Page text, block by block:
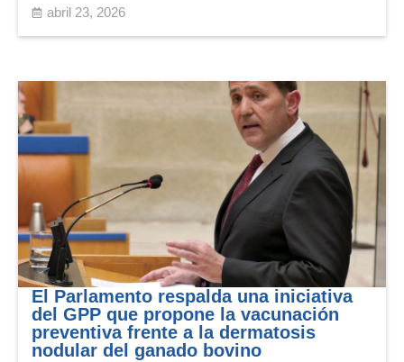
abril 23, 2026
El Parlamento respalda una iniciativa
del GPP que propone la vacunación
preventiva frente a la dermatosis
nodular del ganado bovino